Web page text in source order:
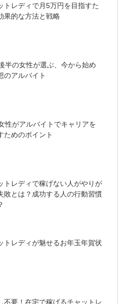
トレディで月5万円を目指すた
果的な方法と戦略
半の女性が選ぶ、今から始め
のアルバイト
性がアルバイトでキャリアを
ためのポイント
トレディで稼げない人がやりが
敗とは？成功する人の行動習慣
トレディが魅せるお年玉年賀状
不要！在宅で稼げるチャットレ